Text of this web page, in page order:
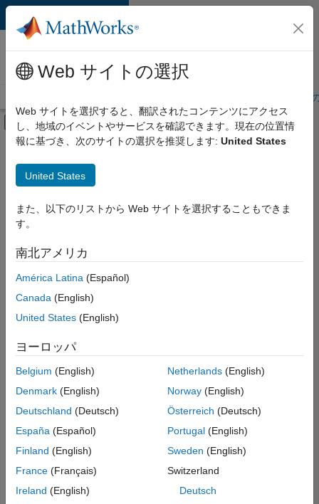
コンテンツへスキップ
MathWorks 採用
情報
学生・キャリア初期
オフキャンバス ナビゲーション メ
メインコンテンツ
絞り込み条件
企業向けセールス
教育機関向けセールス
インサイド セールス
人事
選
し
人
の
保
存
一
部
人
情
Web サイトの選択
Web サイトを選択すると、翻訳されたコンテンツにアクセス
し、地域のイベントやサービスを確認できます。現在の位置情
報に基づき、次のサイトの選択を推奨します: United States
United States
また、以下のリストから Web サイトを選択することもできま
す。
南北アメリカ
América Latina (Español)
Canada (English)
United States (English)
ヨーロッパ
Belgium (English)
Denmark (English)
Deutschland (Deutsch)
España (Español)
Finland (English)
France (Français)
Ireland (English)
Netherlands(English)
Norway(English)
Österreich (Deutsch)
Portugal(English)
Sweden (English)
Switzerland
Deutsch